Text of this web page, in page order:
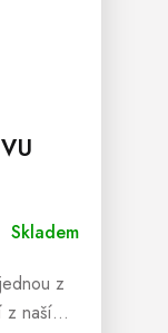
Skladem
z
z naší